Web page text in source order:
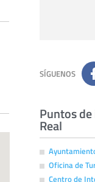
con su
Derechos:
la
tratamos
SÍGUENOS
Puntos
Real
Oficina de
Centro de